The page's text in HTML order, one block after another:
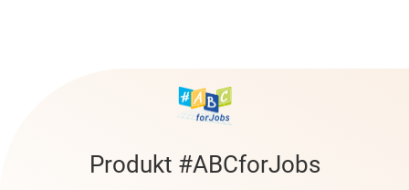
Produkt #ABCforJobs